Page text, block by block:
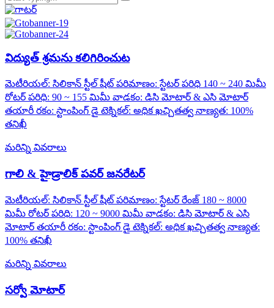
విద్యుత్ శ్రమను కలిగిరించుట
మెటీరియల్: సిలికాన్ స్టీల్ షీట్ పరిమాణం: స్టేటర్ పరిధి 140 ~ 240 మిమీ
రోటర్ పరిధి: 90 ~ 155 మిమీ వాడకం: డిసి మోటార్ & ఎసి మోటార్
తయారీ రకం: స్టాంపింగ్ డై టెక్నికల్: అధిక ఖచ్చితత్వ నాణ్యత: 100%
తనిఖీ
మరిన్ని వివరాలు
గాలి & హైడ్రాలిక్ పవర్ జనరేటర్
మెటీరియల్: సిలికాన్ స్టీల్ షీట్ పరిమాణం: స్టేటర్ రేంజ్ 180 ~ 8000
మిమీ రోటర్ పరిధి: 120 ~ 9000 మిమీ వాడకం: డిసి మోటార్ & ఎసి
మోటార్ తయారీ రకం: స్టాంపింగ్ డై టెక్నికల్: అధిక ఖచ్చితత్వ నాణ్యత:
100% తనిఖీ
మరిన్ని వివరాలు
సర్వో మోటార్